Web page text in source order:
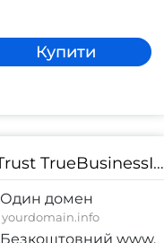
Купити
GeoTrust TrueBusinessID EV
Один домен
yourdomain.info
Безкоштовний www.